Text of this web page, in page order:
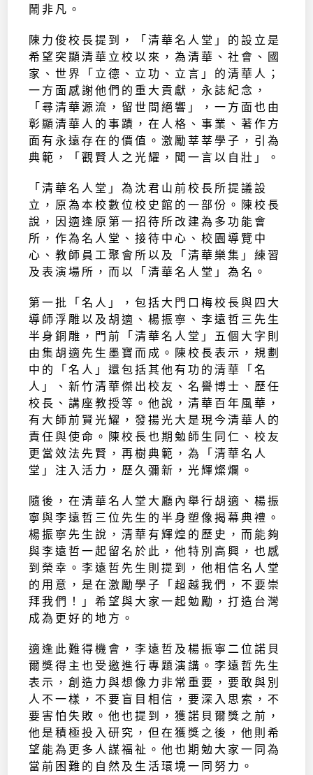
鬧非凡。
陳力俊校長提到，「清華名人堂」的設立是
希望突顯清華立校以來，為清華、社會、國
家、世界「立德、立功、立言」的清華人；
一方面感謝他們的重大貢獻，永誌紀念，
「尋清華源流，留世間絕響」，一方面也由
彰顯清華人的事蹟，在人格、事業、著作方
面有永遠存在的價值。激勵莘莘學子，引為
典範，「觀賢人之光耀，聞一言以自壯」。
「清華名人堂」為沈君山前校長所提議設
立，原為本校數位校史館的一部份。陳校長
說，因適逢原第一招待所改建為多功能會
所，作為名人堂、接待中心、校園導覽中
心、教師員工聚會所以及「清華樂集」練習
及表演場所，而以「清華名人堂」為名。
第一批「名人」，包括大門口梅校長與四大
導師浮雕以及胡適、楊振寧、李遠哲三先生
半身銅雕，門前「清華名人堂」五個大字則
由集胡適先生墨寶而成。陳校長表示，規劃
中的「名人」還包括其他有功的清華「名
人」、新竹清華傑出校友、名譽博士、歷任
校長、講座教授等。他說，清華百年風華，
有大師前賢光耀，發揚光大是現今清華人的
責任與使命。陳校長也期勉師生同仁、校友
更當效法先賢，再樹典範，為「清華名人
堂」注入活力，歷久彌新，光輝燦爛。
隨後，在清華名人堂大廳內舉行胡適、楊振
寧與李遠哲三位先生的半身塑像揭幕典禮。
楊振寧先生說，清華有輝煌的歷史，而能夠
與李遠哲一起留名於此，他特別高興，也感
到榮幸。李遠哲先生則提到，他相信名人堂
的用意，是在激勵學子「超越我們，不要崇
拜我們！」希望與大家一起勉勵，打造台灣
成為更好的地方。
適逢此難得機會，李遠哲及楊振寧二位諾貝
爾獎得主也受邀進行專題演講。李遠哲先生
表示，創造力與想像力非常重要，要敢與別
人不一樣，不要盲目相信，要深入思索，不
要害怕失敗。他也提到，獲諾貝爾獎之前，
他是積極投入研究，但在獲獎之後，他則希
望能為更多人謀福祉。他也期勉大家一同為
當前困難的自然及生活環境一同努力。